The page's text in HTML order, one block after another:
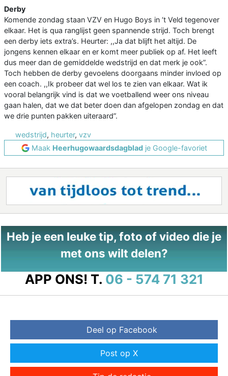
Derby
Komende zondag staan VZV en Hugo Boys in ‘t Veld tegenover
elkaar. Het is qua ranglijst geen spannende strijd. Toch brengt
een derby iets extra’s. Heurter: ,,Ja dat blijft het altijd. De
jongens kennen elkaar en er komt meer publiek op af. Het leeft
dus meer dan de gemiddelde wedstrijd en dat merk je ook”.
Toch hebben de derby gevoelens doorgaans minder invloed op
een coach. ,,Ik probeer dat wel los te zien van elkaar. Wat ik
vooral belangrijk vind is dat we voetballend weer ons niveau
gaan halen, dat we dat beter doen dan afgelopen zondag en dat
we drie punten pakken uiteraard”.
wedstrijd, heurter, vzv
Maak Heerhugowaardsdagbladje Google-favoriet
Heb je een leuke tip, foto of video die je
met ons wilt delen?
APP ONS! T. 06 - 574 71 321
Deel op Facebook
Post op X